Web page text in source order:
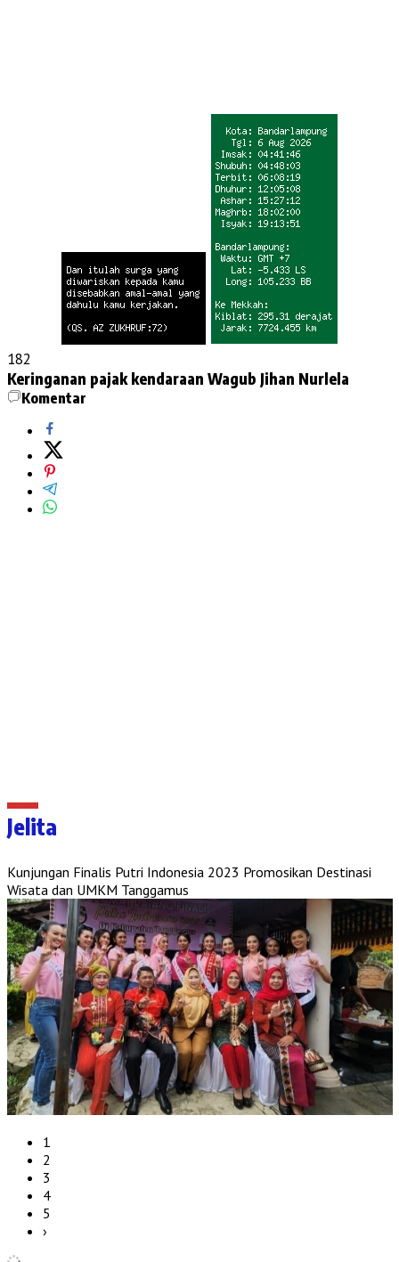
182
Keringanan pajak kendaraan Wagub Jihan Nurlela
Komentar
Jelita
Kunjungan Finalis Putri Indonesia 2023 Promosikan Destinasi
Wisata dan UMKM Tanggamus
1
2
3
4
5
›